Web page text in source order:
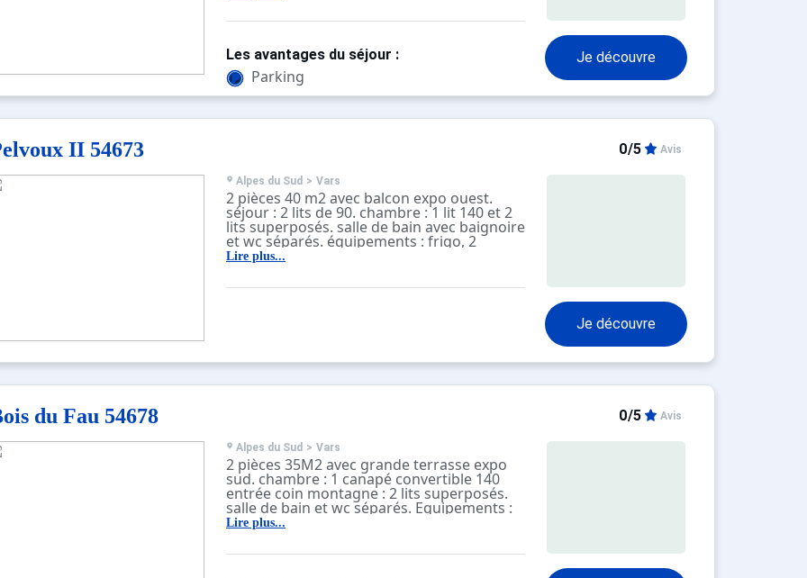
Je découvre
Les avantages du séjour :
Parking
II 54673 0/5 Avis
Alpes du Sud > Vars
2 pièces 40 m2 avec balcon expo ouest.
séjour : 2 lits de 90. chambre : 1 lit 140 et 2
lits superposés. salle de bain avec baignoire
et wc séparés. équipements : frigo, 2
plaques électriques, micro ondes, LV, TV.
étage sur 13 avec ascenseur. construction
Lire plus...
Je découvre
du Fau 54678 0/5 Avis
Alpes du Sud > Vars
2 pièces 35M2 avec grande terrasse expo
sud. chambre : 1 canapé convertible 140
entrée coin montagne : 2 lits superposés.
salle de bain et wc séparés. Equipements :
frigo, 4 plaques électriques, micro- ondes,
ascenseur. construction classique et bois
Lire plus...